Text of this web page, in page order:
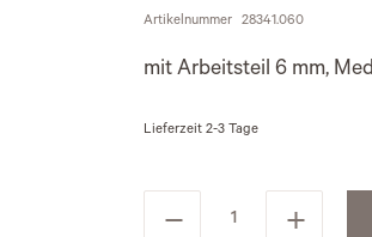
Artikelnummer 28341.060
mit Arbeitsteil 6 mm,
Lieferzeit 2-3 Tage